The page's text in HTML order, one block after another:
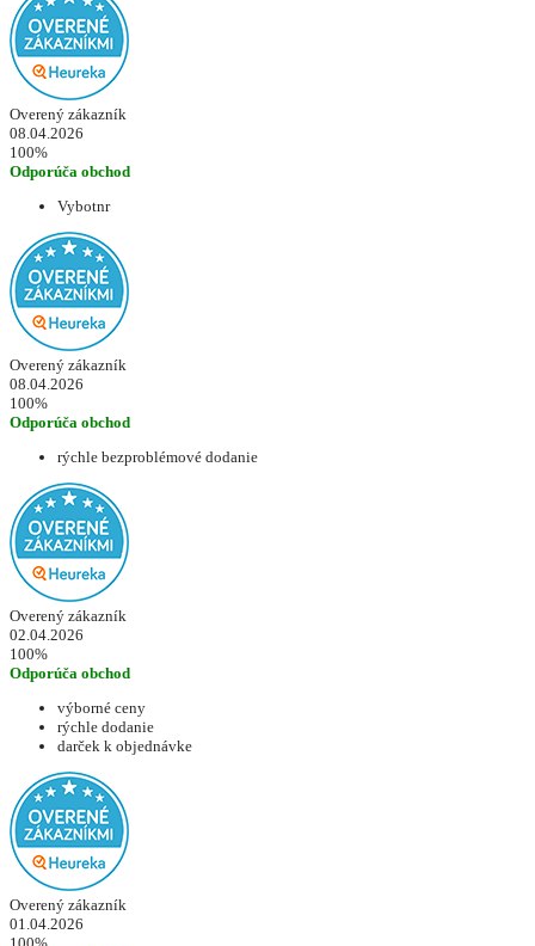
Overený zákazník
08.04.2026
100%
Odporúča obchod
Vybotnr
Overený zákazník
08.04.2026
100%
Odporúča obchod
rýchle bezproblémové dodanie
Overený zákazník
02.04.2026
100%
Odporúča obchod
výborné ceny
rýchle dodanie
darček k objednávke
Overený zákazník
01.04.2026